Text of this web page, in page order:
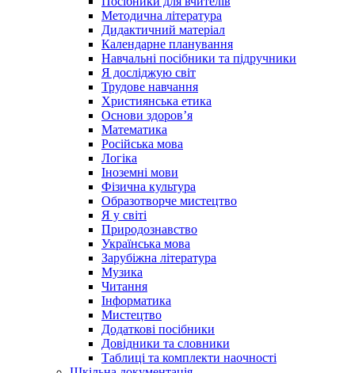
Методична література
Дидактичний матеріал
Календарне планування
Навчальні посібники та підручники
Я досліджую світ
Трудове навчання
Християнська етика
Основи здоров’я
Математика
Російська мова
Логіка
Іноземні мови
Фізична культура
Образотворче мистецтво
Я у світі
Природознавство
Українська мова
Зарубіжна література
Музика
Читання
Інформатика
Мистецтво
Додаткові посібники
Довідники та словники
Таблиці та комплекти наочності